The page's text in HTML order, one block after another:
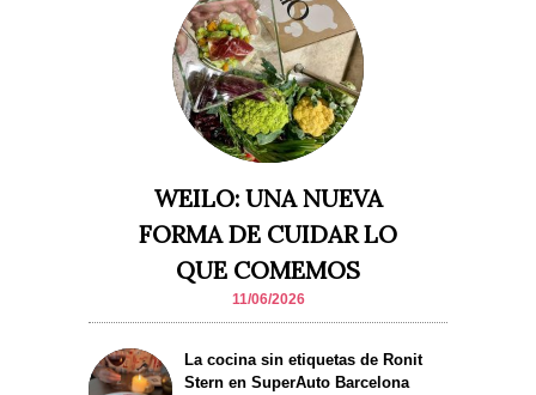
WEILO: UNA NUEVA
FORMA DE CUIDAR LO
QUE COMEMOS
11/06/2026
La cocina sin etiquetas de Ronit
Stern en SuperAuto Barcelona